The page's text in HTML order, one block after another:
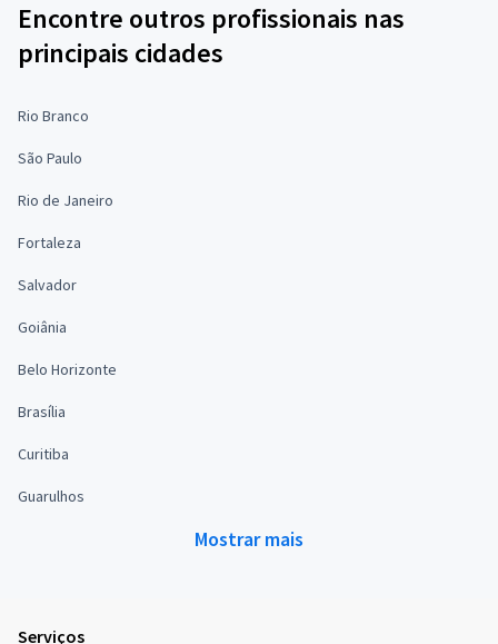
Encontre outros profissionais nas
principais cidades
Rio Branco
São Paulo
Rio de Janeiro
Fortaleza
Salvador
Goiânia
Belo Horizonte
Brasília
Curitiba
Guarulhos
Mostrar mais
Serviços